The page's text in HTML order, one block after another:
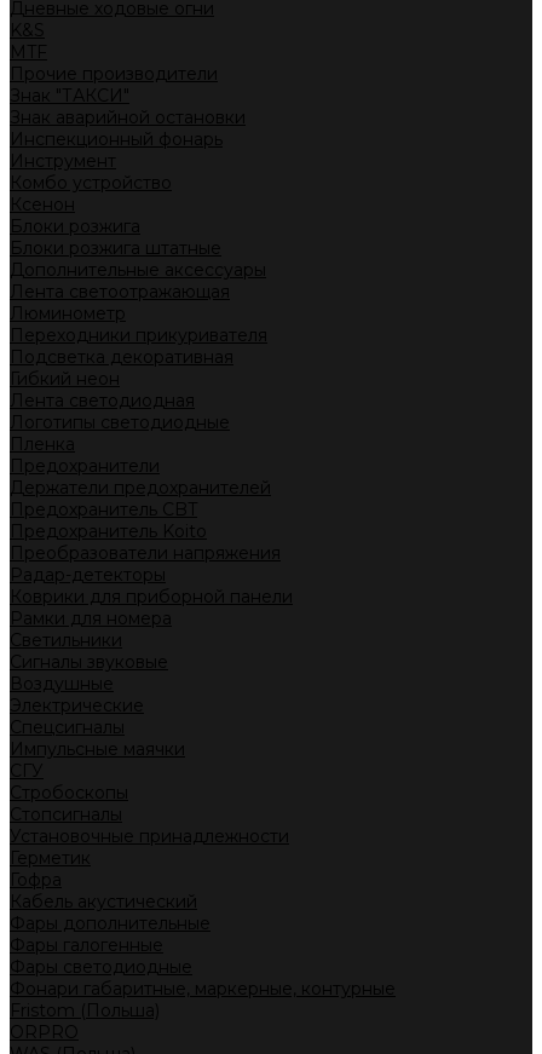
Дневные ходовые огни
K&S
MTF
Прочие производители
Знак "ТАКСИ"
Знак аварийной остановки
Инспекционный фонарь
Инструмент
Комбо устройство
Ксенон
Блоки розжига
Блоки розжига штатные
Дополнительные аксессуары
Лента светоотражающая
Люминометр
Переходники прикуривателя
Подсветка декоративная
Гибкий неон
Лента светодиодная
Логотипы светодиодные
Пленка
Предохранители
Держатели предохранителей
Предохранитель CBT
Предохранитель Koito
Преобразователи напряжения
Радар-детекторы
Коврики для приборной панели
Рамки для номера
Светильники
Сигналы звуковые
Воздушные
Электрические
Спецсигналы
Импульсные маячки
СГУ
Стробоскопы
Стопсигналы
Установочные принадлежности
Герметик
Гофра
Кабель акустический
Фары дополнительные
Фары галогенные
Фары светодиодные
Фонари габаритные, маркерные, контурные
Fristom (Польша)
ORPRO